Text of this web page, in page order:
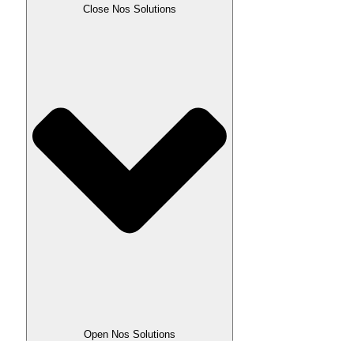
Close Nos Solutions
Open Nos Solutions